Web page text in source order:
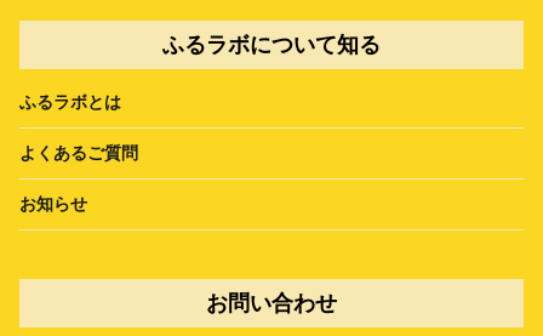
ふるラボについて知る
ふるラボとは
よくあるご質問
お知らせ
お問い合わせ